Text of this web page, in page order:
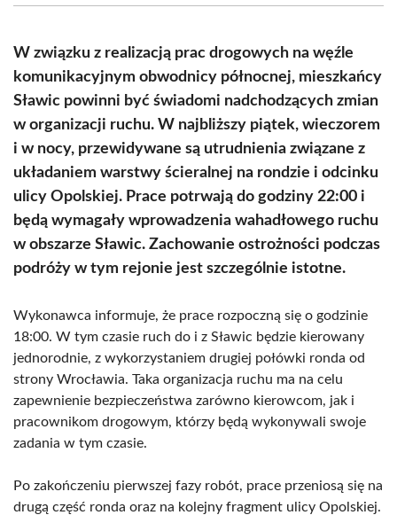
(Twitter)
W związku z realizacją prac drogowych na węźle
komunikacyjnym obwodnicy północnej, mieszkańcy
Sławic powinni być świadomi nadchodzących zmian
w organizacji ruchu. W najbliższy piątek, wieczorem
i w nocy, przewidywane są utrudnienia związane z
układaniem warstwy ścieralnej na rondzie i odcinku
ulicy Opolskiej. Prace potrwają do godziny 22:00 i
będą wymagały wprowadzenia wahadłowego ruchu
w obszarze Sławic. Zachowanie ostrożności podczas
podróży w tym rejonie jest szczególnie istotne.
Wykonawca informuje, że prace rozpoczną się o godzinie
18:00. W tym czasie ruch do i z Sławic będzie kierowany
jednorodnie, z wykorzystaniem drugiej połówki ronda od
strony Wrocławia. Taka organizacja ruchu ma na celu
zapewnienie bezpieczeństwa zarówno kierowcom, jak i
pracownikom drogowym, którzy będą wykonywali swoje
zadania w tym czasie.
Po zakończeniu pierwszej fazy robót, prace przeniosą się na
drugą część ronda oraz na kolejny fragment ulicy Opolskiej.